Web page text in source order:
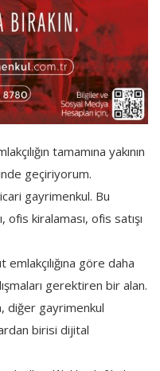
tamamına yakının
geçiriyorum.
gayrimenkul. Bu
kiralaması, ofis satışı
emlakçılığına göre daha
gerektiren bir alan.
diğer gayrimenkul
birisi dijital